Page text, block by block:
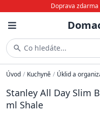
Doprava zdarma
Co hledáte...
Úvod / Kuchyně / Úklid a
Stanley All Day Slim
ml Shale